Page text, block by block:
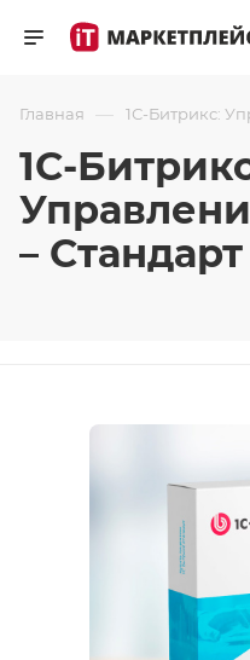
Главная — 1С-Битрикс:
1С-
– Стандарт